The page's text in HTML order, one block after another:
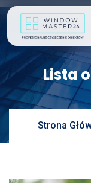
Skip
the
content
Lista
Strona